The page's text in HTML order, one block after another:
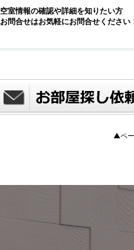
空室情報の確認や詳細を知りたい方
お問合せはお気軽にお問合せください
▲ペー